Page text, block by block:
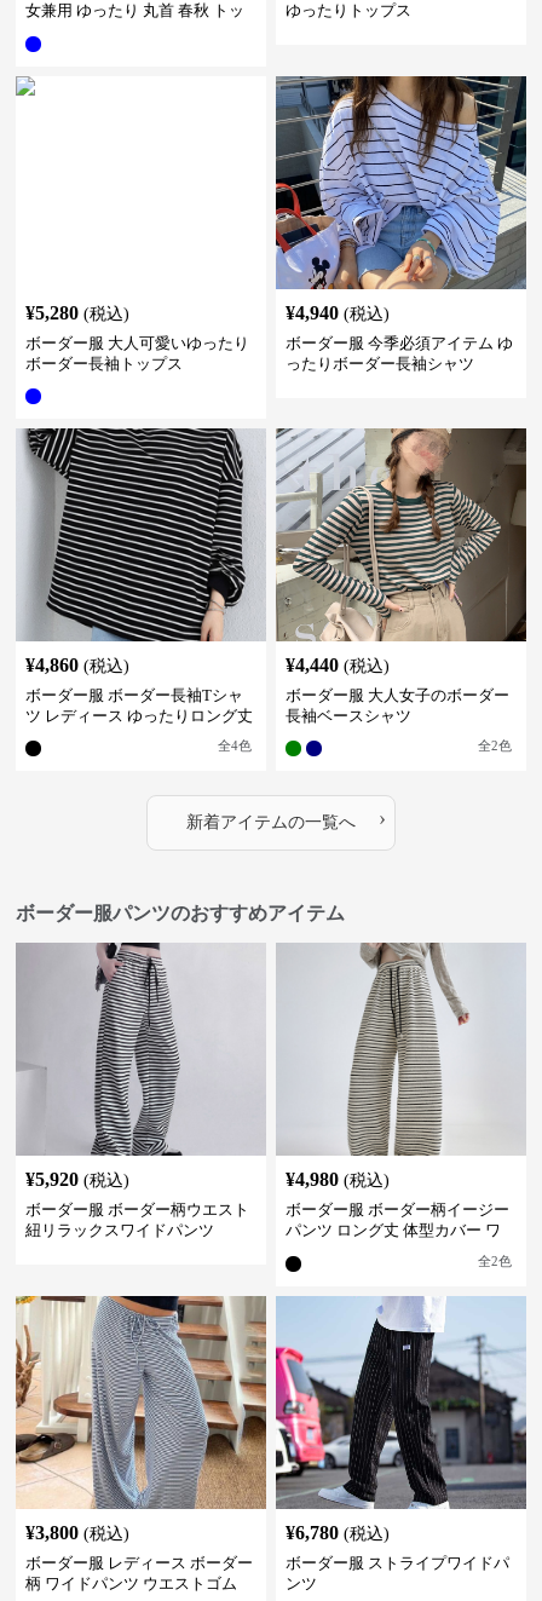
女兼用 ゆったり 丸首 春秋 トッ
ゆったりトップス
¥5,280 (税込)
ボーダー服 大人可愛いゆったり
ボーダー長袖トップス
¥4,940 (税込)
ボーダー服 今季必須アイテム ゆ
ったりボーダー長袖シャツ
¥4,860 (税込)
ボーダー服 ボーダー長袖Tシャ
ツ レディース ゆったりロング丈
全4色
¥4,440 (税込)
ボーダー服 大人女子のボーダー
長袖ベースシャツ
全2色
新着アイテムの一覧へ ›
ボーダー服パンツのおすすめアイテム
¥5,920 (税込)
ボーダー服 ボーダー柄ウエスト
紐リラックスワイドパンツ
¥4,980 (税込)
ボーダー服 ボーダー柄イージー
パンツ ロング丈 体型カバー ワ
全2色
¥3,800 (税込)
ボーダー服 レディース ボーダー
柄 ワイドパンツ ウエストゴム
¥6,780 (税込)
ボーダー服 ストライプワイドパ
ンツ